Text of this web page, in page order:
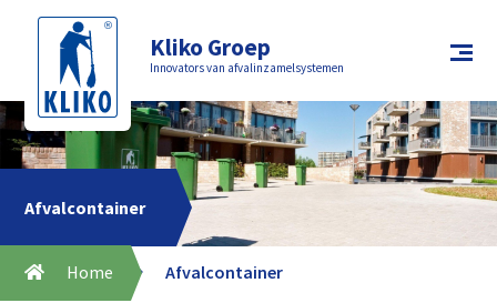
Kliko Groep
Innovators van afvalinzamelsystemen
Afvalcontainer
Home Afvalcontainer